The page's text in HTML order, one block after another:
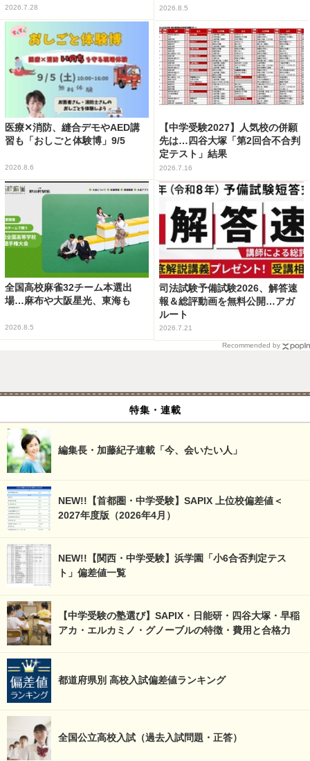
2026.7.28 2026.8.5
医療✕消防、縫合デモやAED講
習も「おしごと体験博」9/5
2026.8.6
【中学受験2027】人気校の併願
先は…四谷大塚「第2回合不合判
定テスト」結果
2026.7.16
全国高校麻雀32チーム本選出
場…麻布や大阪星光、東海も
2026.8.5
司法試験予備試験2026、解答速
報＆総評動画を無料公開…アガ
ルート
2026.7.21
Recommended by
特集・連載
編集長・加藤紀子連載「今、会いたい人」
NEW!!【首都圏・中学受験】SAPIX 上位校偏差値＜
2027年度版（2026年4月）
NEW!!【関西・中学受験】浜学園「小6合否判定テス
ト」偏差値一覧
【中学受験の塾選び】SAPIX・日能研・四谷大塚・早稲
アカ・エルカミノ・グノーブルの特徴・費用と合格力
都道府県別 高校入試偏差値ランキング
全国公立高校入試（過去入試問題・正答）